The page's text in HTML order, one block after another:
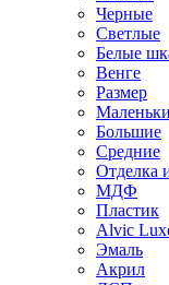
Черные
Светлые
Белые
Венге
Размер
Большие
Средние
Отделка
МДФ
Пластик
Alvic
Эмаль
Акрил